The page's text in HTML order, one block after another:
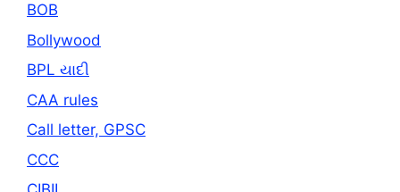
BOB
Bollywood
BPL યાદી
CAA rules
Call letter, GPSC
CCC